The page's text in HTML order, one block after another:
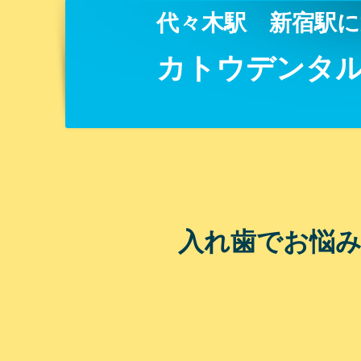
入れ歯でお悩
代々木駅 新宿駅
カトウデンタ